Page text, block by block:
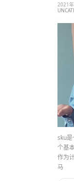
2021
sku
个基
作为
马